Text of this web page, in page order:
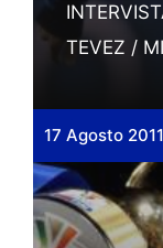
TEVEZ /
17 Agosto